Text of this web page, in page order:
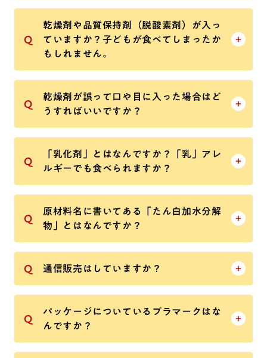
乾燥剤や品質保持剤（脱酸素剤）が入っ
ていますか？子どもが食べてしまったか
もしれません。
乾燥剤が誤って口や目に入った場合はど
うすればいいですか？
「乳化剤」とはなんですか？「乳」アレ
ルギーでも食べられますか？
原材料名に書いてある「たん白加水分解
物」とはなんですか？
通信販売はしていますか？
パッケージについているプラマークはな
んですか？